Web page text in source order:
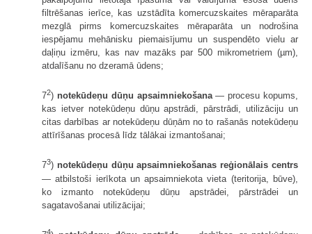
filtrēšanas ierīce, kas uzstādīta komercuzskaites mēraparāta
mezglā pirms komercuzskaites mēraparāta un nodrošina
iespējamu mehānisku piemaisījumu un suspendēto vielu ar
daļiņu izmēru, kas nav mazāks par 500 mikrometriem (µm),
atdalīšanu no dzeramā ūdens;
72) notekūdeņu dūņu apsaimniekošana— procesu kopums,
kas ietver notekūdeņu dūņu apstrādi, pārstrādi, utilizāciju un
citas darbības ar notekūdeņu dūņām no to rašanās notekūdeņu
attīrīšanas procesā līdz tālākai izmantošanai;
73) notekūdeņu dūņu apsaimniekošanas reģionālais centrs
— atbilstoši ierīkota un apsaimniekota vieta (teritorija, būve),
ko izmanto notekūdeņu dūņu apstrādei, pārstrādei un
sagatavošanai utilizācijai;
4